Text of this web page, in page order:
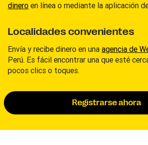
dinero en línea o mediante la aplicación
Localidades convenientes
Envía y recibe dinero en una agencia de
Perú. Es fácil encontrar una que esté
pocos clics o toques.
Registrarse ahora